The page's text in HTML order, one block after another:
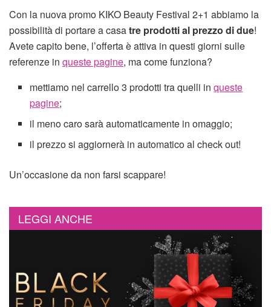
Con la nuova promo KIKO Beauty Festival 2+1 abbiamo la
possibilità di portare a casatre prodotti al prezzo di due!
Avete capito bene, l’offerta è attiva in questi giorni sulle
referenze in queste pagine, ma come funziona?
mettiamo nel carrello 3 prodotti tra quelli inqueste
pagine;
il meno caro sarà automaticamente in omaggio;
il prezzo si aggiornerà in automatico al check out!
Un’occasione da non farsi scappare!
LEGGI ANCHE